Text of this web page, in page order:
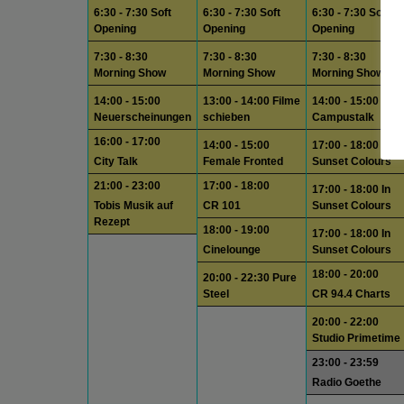
6:30 - 7:30 Soft
Opening
7:30 - 8:30
Morning Show
14:00 - 15:00
Neuerscheinungen
16:00 - 17:00
City Talk
21:00 - 23:00
Tobis Musik auf
Rezept
6:30 - 7:30 Soft
Opening
7:30 - 8:30
Morning Show
13:00 - 14:00 Filme
schieben
14:00 - 15:00
Female Fronted
17:00 - 18:00
CR 101
18:00 - 19:00
Cinelounge
20:00 - 22:30 Pure
Steel
6:30 - 7:30 Soft
Opening
7:30 - 8:30
Morning Show
14:00 - 15:00
Campustalk
17:00 - 18:00 In
Sunset Colours
17:00 - 18:00 In
Sunset Colours
17:00 - 18:00 In
Sunset Colours
18:00 - 20:00
CR 94.4 Charts
20:00 - 22:00
Studio Primetime
23:00 - 23:59
Radio Goethe